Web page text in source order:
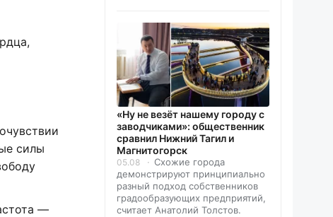
силы
—
«Ну не везёт нашему городу с
заводчиками»: общественник
сравнил Нижний Тагил и
Магнитогорск
05.08
Схожие города
демонстрируют принципиально
разный подход собственников
градообразующих предприятий,
считает Анатолий Толстов.